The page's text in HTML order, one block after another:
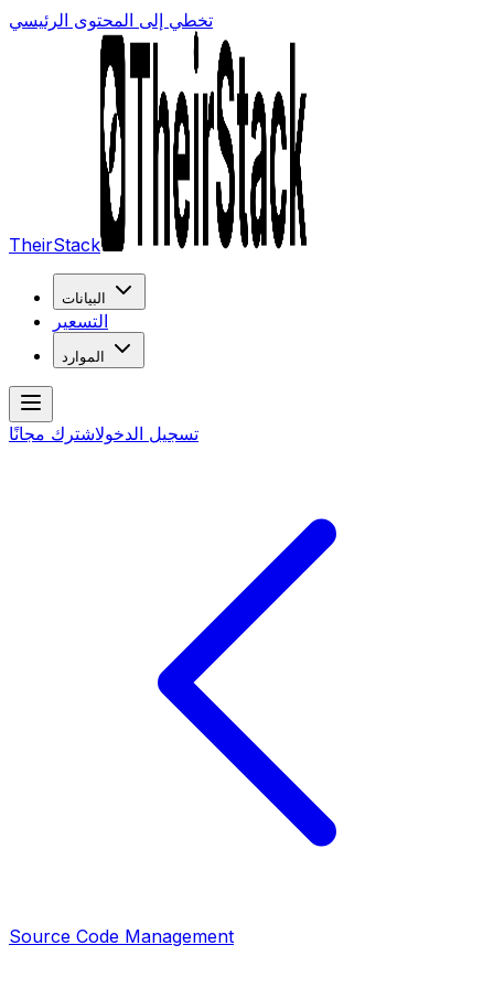
تخطي إلى المحتوى الرئيسي
TheirStack
البيانات
التسعير
الموارد
تسجيل الدخولاشترك مجانًا
Source Code Management